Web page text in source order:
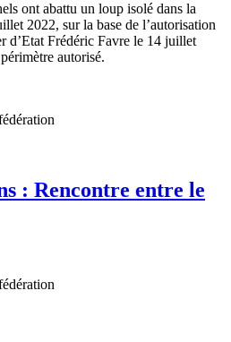
ont abattu un loup isolé dans la
2022, sur la base de l’autorisation
d’Etat Frédéric Favre le 14 juillet
autorisé.
: Rencontre entre le